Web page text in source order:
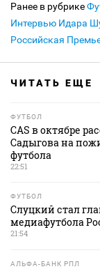
Ранее в рубрике
Интервью Идара
Российская
ЧИТАТЬ ЕЩЕ
ФУТБОЛ
CAS в октябре
Садыгова на
футбола
22:51
ФУТБОЛ
Слуцкий стал
медиафутбола
21:54
АЛЬФА-БАНК РПЛ